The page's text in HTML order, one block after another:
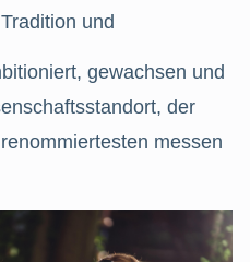
und
gewachsen und
der
messen